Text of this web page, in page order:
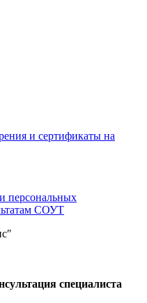
и сертификаты на
персональных
СОУТ
специалиста